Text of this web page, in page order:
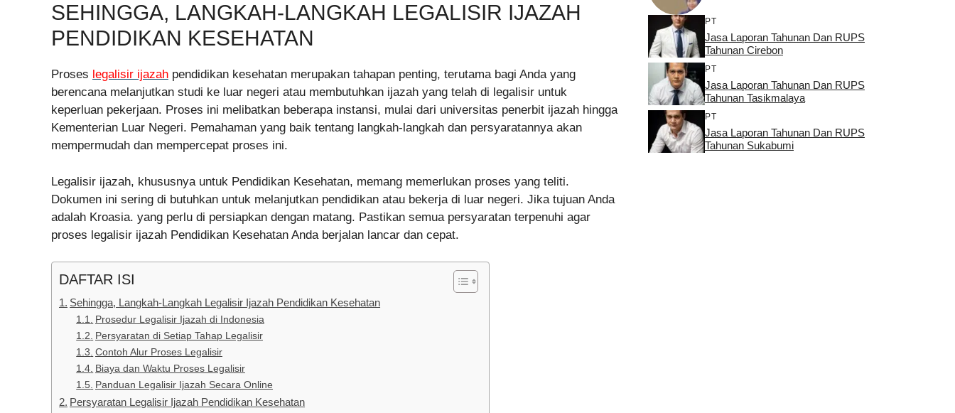
SEHINGGA, LANGKAH-LANGKAH LEGALISIR IJAZAH
PENDIDIKAN KESEHATAN
Proses legalisir ijazah pendidikan kesehatan merupakan tahapan penting, terutama bagi Anda yang
berencana melanjutkan studi ke luar negeri atau membutuhkan ijazah yang telah di legalisir untuk
keperluan pekerjaan. Proses ini melibatkan beberapa instansi, mulai dari universitas penerbit ijazah hingga
Kementerian Luar Negeri. Pemahaman yang baik tentang langkah-langkah dan persyaratannya akan
mempermudah dan mempercepat proses ini.
Legalisir ijazah, khususnya untuk Pendidikan Kesehatan, memang memerlukan proses yang teliti.
Dokumen ini sering di butuhkan untuk melanjutkan pendidikan atau bekerja di luar negeri. Jika tujuan Anda
adalah Kroasia. yang perlu di persiapkan dengan matang. Pastikan semua persyaratan terpenuhi agar
proses legalisir ijazah Pendidikan Kesehatan Anda berjalan lancar dan cepat.
DAFTAR ISI
Sehingga, Langkah-Langkah Legalisir Ijazah Pendidikan Kesehatan
Prosedur Legalisir Ijazah di Indonesia
Persyaratan di Setiap Tahap Legalisir
Contoh Alur Proses Legalisir
Biaya dan Waktu Proses Legalisir
Panduan Legalisir Ijazah Secara Online
Persyaratan Legalisir Ijazah Pendidikan Kesehatan
PT
Jasa Laporan Tahunan Dan RUPS
Tahunan Cirebon
PT
Jasa Laporan Tahunan Dan RUPS
Tahunan Tasikmalaya
PT
Jasa Laporan Tahunan Dan RUPS
Tahunan Sukabumi